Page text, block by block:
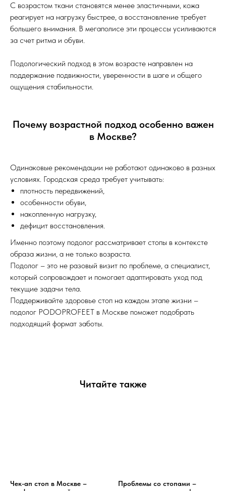
С возрастом ткани становятся менее эластичными, кожа
реагирует на нагрузку быстрее, а восстановление требует
большего внимания. В мегаполисе эти процессы усиливаются
за счет ритма и обуви.
Подологический подход в этом возрасте направлен на
поддержание подвижности, уверенности в шаге и общего
ощущения стабильности.
Почему возрастной подход особенно важен
в Москве?
Одинаковые рекомендации не работают одинаково в разных
условиях. Городская среда требует учитывать:
плотность передвижений,
особенности обуви,
накопленную нагрузку,
дефицит восстановления.
Именно поэтому подолог рассматривает стопы в контексте
образа жизни, а не только возраста.
Подолог – это не разовый визит по проблеме, а специалист,
который сопровождает и помогает адаптировать уход под
текущие задачи тела.
Поддерживайте здоровье стоп на каждом этапе жизни –
подолог PODOPROFEET в Москве поможет подобрать
подходящий формат заботы.
Читайте также
Чек-ап стоп в Москве –
Проблемы со стопами –